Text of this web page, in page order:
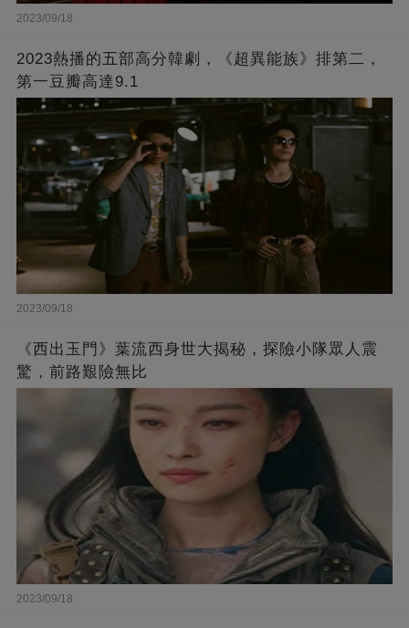
2023/09/18
2023熱播的五部高分韓劇，《超異能族》排第二，
第一豆瓣高達9.1
2023/09/18
《西出玉門》葉流西身世大揭秘，探險小隊眾人震
驚，前路艱險無比
2023/09/18